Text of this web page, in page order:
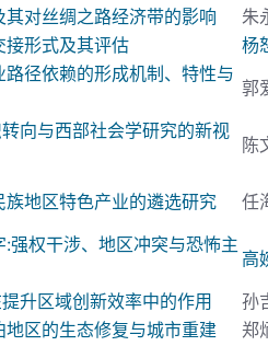
其对丝绸之路经济带的影响
朱
接形式及其评估
杨
路径依赖的形成机制、特性与
郭
向与西部社会学研究的新视
陈
族地区特色产业的遴选研究 任
:强权干涉、地区冲突与恐怖主
高
升区域创新效率中的作用
孙
区的生态修复与城市重建
郑